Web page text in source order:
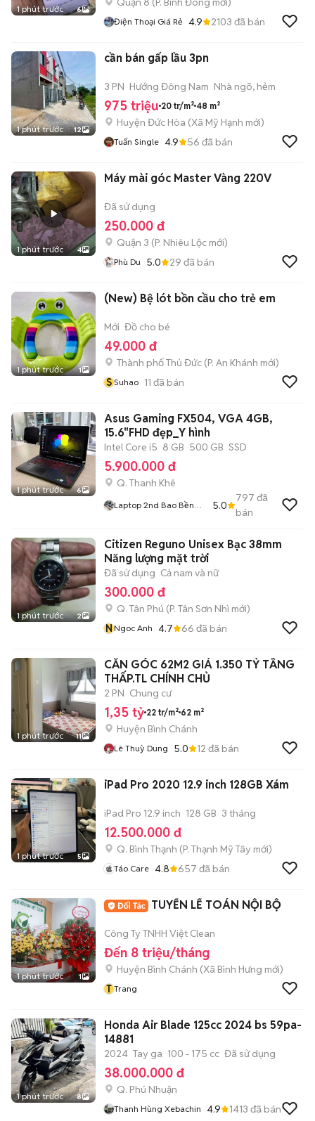
1 phút trước 6
Điện Thoại Giá Rẻ 4.9 2103 đã bán
1 phút trước 12
cần bán gấp lầu 3pn
3 PN Hướng Đông Nam Nhà ngõ, hẻm
975 triệu 20 tr/m² 48 m²
Huyện Đức Hòa (Xã Mỹ Hạnh mới)
Tuấn Single 4.9 56 đã bán
1 phút trước 4
Máy mài góc Master Vàng 220V
Đã sử dụng
250.000 đ
Quận 3 (P. Nhiêu Lộc mới)
Phù Du 5.0 29 đã bán
1 phút trước 1
(New) Bệ lót bồn cầu cho trẻ em
Mới Đồ cho bé
49.000 đ
Thành phố Thủ Đức (P. An Khánh mới)
S Suhao 11 đã bán
1 phút trước 6
Asus Gaming FX504, VGA 4GB,
15.6"FHD đẹp_Y hình
Intel Core i5 8 GB 500 GB SSD
5.900.000 đ
Q. Thanh Khê
Laptop 2nd Bao Bền
5.0
797 đã
bán
1 phút trước 2
Citizen Reguno Unisex Bạc 38mm
Năng lượng mặt trời
Đã sử dụng Cả nam và nữ
300.000 đ
Q. Tân Phú (P. Tân Sơn Nhì mới)
NNgoc Anh 4.7 66 đã bán
1 phút trước 11
CĂN GÓC 62M2 GIÁ 1.350 TỶ TẦNG
THẤP.TL CHÍNH CHỦ
2 PN Chung cư
1,35 tỷ 22 tr/m² 62 m²
Huyện Bình Chánh
Lê Thuỳ Dung 5.0 12 đã bán
1 phút trước 5
iPad Pro 2020 12.9 inch 128GB Xám
iPad Pro 12.9 inch 128 GB 3 tháng
12.500.000 đ
Q. Bình Thạnh (P. Thạnh Mỹ Tây mới)
Táo Care 4.8 657 đã bán
1 phút trước 1
TUYỂN LẾ TOÁN NỘI BỘ
Công Ty TNHH Việt Clean
Đến 8 triệu/tháng
Huyện Bình Chánh (Xã Bình Hưng mới)
T Trang
1 phút trước 8
Honda Air Blade 125cc 2024 bs 59pa-
14881
2024 Tay ga 100 - 175 cc Đã sử dụng
38.000.000 đ
Q. Phú Nhuận
Thanh Hùng Xebachin 4.9 1413 đã bán